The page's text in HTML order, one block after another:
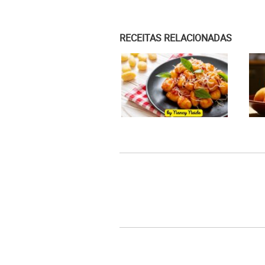
RECEITAS RELACIONADAS